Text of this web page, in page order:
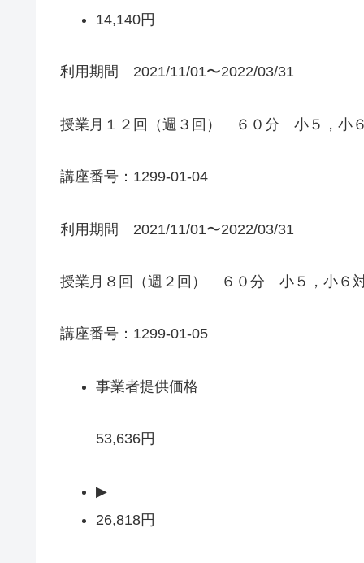
14,140円
利用期間 2021/11/01〜2022/03/31
授業月１２回（週３回） ６０分 小５，小
講座番号：1299-01-04
利用期間 2021/11/01〜2022/03/31
授業月８回（週２回） ６０分 小５，小６
講座番号：1299-01-05
事業者提供価格
53,636円
▶
26,818円